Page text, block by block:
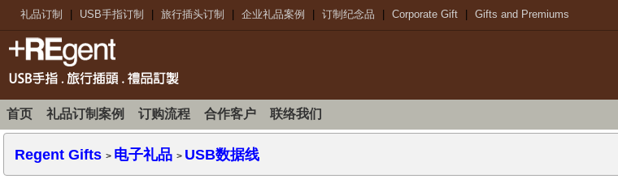
礼品订制 USB手指订制 旅行插头订制 企业礼品案例 订制纪念品 Corporate Gift Gifts and Premiums
首页 礼品订制案例 订购流程 合作客户 联络我们
Regent Gifts > 电子礼品 > USB数据线